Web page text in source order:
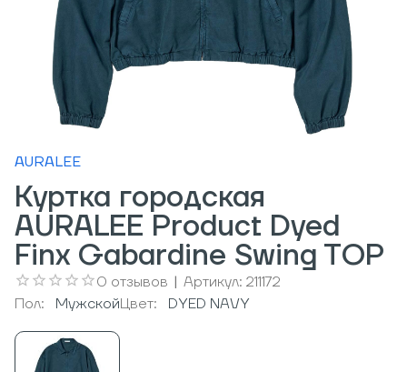
AURALEE
Куртка городская
AURALEE Product Dyed
Finx Gabardine Swing TOP
0 отзывов | Артикул: 211172
Пол:
МужcкойЦвет: DYED NAVY